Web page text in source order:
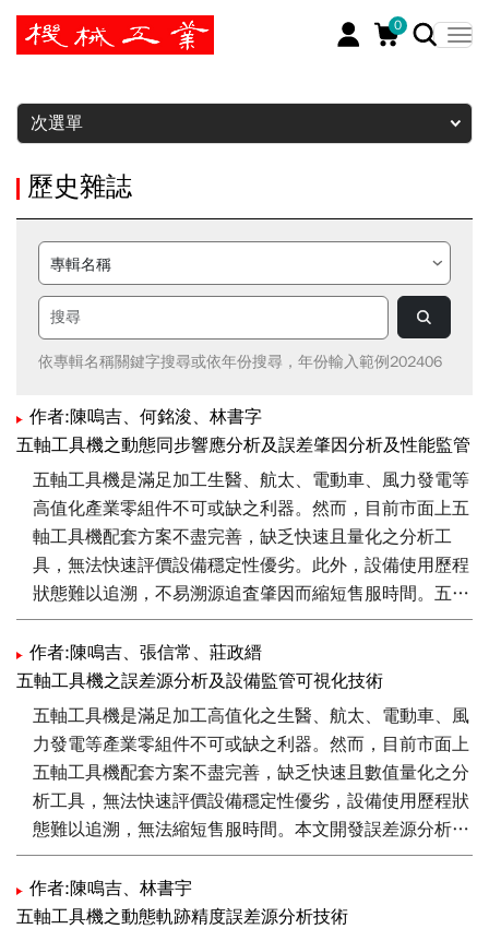
0
暫停
次選單
歷史雜誌
依專輯名稱關鍵字搜尋或依年份搜尋，年份輸入範例202406
作者:陳嗚吉、何銘浚、林書字
五軸工具機之動態同步響應分析及誤差肇因分析及性能監管
五軸工具機是滿足加工生醫、航太、電動車、風力發電等
高值化產業零組件不可或缺之利器。然而，目前市面上五
軸工具機配套方案不盡完善，缺乏快速且量化之分析工
具，無法快速評價設備穩定性優劣。此外，設備使用歷程
狀態難以追溯，不易溯源追査肇因而縮短售服時間。五軸
動態同步響應分析技術，滿足工具機五軸動態同步響應之
調整需求。透過軟體模組自主擷取各軸向之動態迴授速度
數據，導入自動參考軸搜尋功能搜尋五軸中動態響應最差
之軸向定義為參考軸，並自動產生其他4個軸向之4組對
比於參考軸之迴授速度對比圖譜，提供五軸動態同步響應
特性可視化工具。五軸設備性能監管技術，透過週期性暖
機流程來收集機台設備之動態響應數據，經由數值統計分
析與可視化方法顯示軸向伺服動態響應之變異趨勢，能警
示機台是否發生動態響應變異，提醒使用者進行檢修，避
免不良品的生成，並提供不同時間戳記之數據進行分析比
對，來查找影響加工精度與機台動態響應的問題主因。
作者:陳鳴吉、張信常、莊政縉
五軸工具機之誤差源分析及設備監管可視化技術
五軸工具機是滿足加工高值化之生醫、航太、電動車、風
力發電等產業零組件不可或缺之利器。然而，目前市面上
五軸工具機配套方案不盡完善，缺乏快速且數值量化之分
析工具，無法快速評價設備穩定性優劣，設備使用歷程狀
態難以追溯，無法縮短售服時間。本文開發誤差源分析技
術與設備監管可視化技術之軟體平台，提供誤差源解耦分
析與可視化支援有策略的性能提升方案擬定，滿足五軸機
急迫需要對應的軌跡切削精度量測與性能評估測試需求，
作者:陳鳴吉、林書宇
五軸工具機之動態軌跡精度誤差源分析技術